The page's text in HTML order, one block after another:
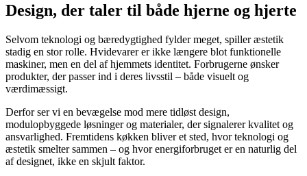
Design, der taler til både hjerne og hjerte
Selvom teknologi og bæredygtighed fylder meget, spiller æstetik
stadig en stor rolle. Hvidevarer er ikke længere blot funktionelle
maskiner, men en del af hjemmets identitet. Forbrugerne ønsker
produkter, der passer ind i deres livsstil – både visuelt og
værdimæssigt.
Derfor ser vi en bevægelse mod mere tidløst design,
modulopbyggede løsninger og materialer, der signalerer kvalitet og
ansvarlighed. Fremtidens køkken bliver et sted, hvor teknologi og
æstetik smelter sammen – og hvor energiforbruget er en naturlig del
af designet, ikke en skjult faktor.